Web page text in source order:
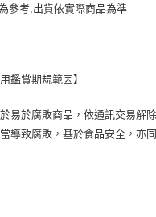
參考,出貨依實際商品為準
鑑賞期規範因】
易於腐敗商品，依通訊交易解
導致腐敗，基於食品安全，亦同